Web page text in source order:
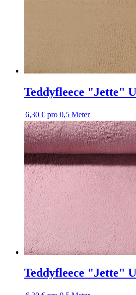
Teddyfleece "Jette"
6,30 € pro 0,5 Meter
Teddyfleece "Jette"